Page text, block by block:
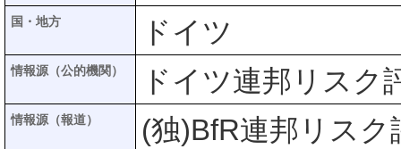
国・地方 ドイツ
情報源（公的機関） ドイツ連邦リスク
情報源（報道） (独)BfR連邦リスク